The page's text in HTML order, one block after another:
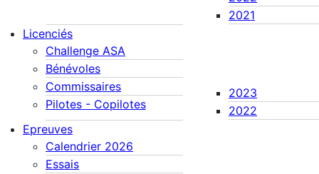
2021
Licenciés
Challenge ASA
Bénévoles
Commissaires
Pilotes - Copilotes
2023
2022
Epreuves
Calendrier 2026
Essais